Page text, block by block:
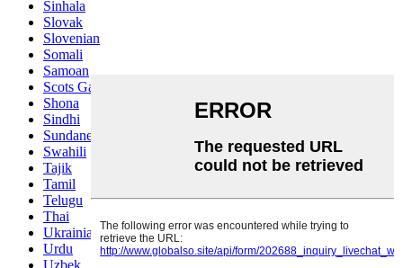
Sinhala
Slovak
Slovenian
Somali
Samoan
Scots Gaelic
Shona
Sindhi
Sundanese
Swahili
Tajik
Tamil
Telugu
Thai
Ukrainian
Urdu